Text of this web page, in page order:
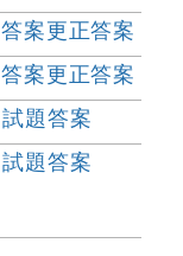
答案更正答案
答案更正答案
試題答案
試題答案